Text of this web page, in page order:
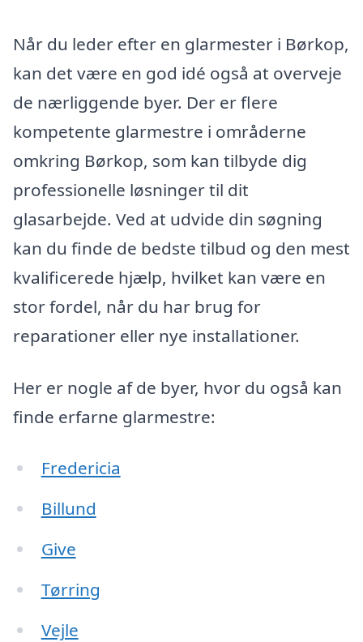
Når du leder efter en glarmester i Børkop,
kan det være en god idé også at overveje
de nærliggende byer. Der er flere
kompetente glarmestre i områderne
omkring Børkop, som kan tilbyde dig
professionelle løsninger til dit
glasarbejde. Ved at udvide din søgning
kan du finde de bedste tilbud og den mest
kvalificerede hjælp, hvilket kan være en
stor fordel, når du har brug for
reparationer eller nye installationer.
Her er nogle af de byer, hvor du også kan
finde erfarne glarmestre:
Fredericia
Billund
Give
Tørring
Vejle